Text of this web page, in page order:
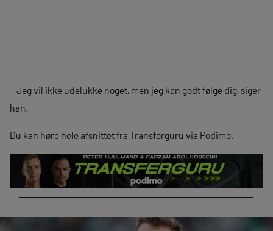
– Jeg vil ikke udelukke noget, men jeg kan godt følge dig, siger
han.
Du kan høre hele afsnittet fra Transferguru via Podimo.